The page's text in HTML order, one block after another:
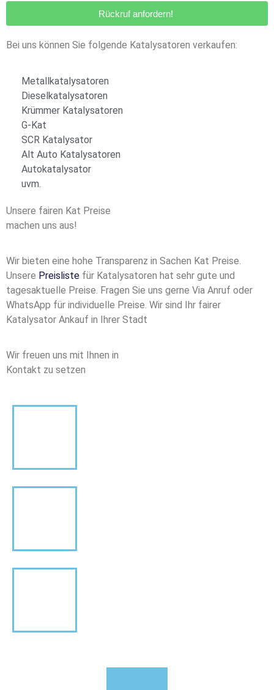
Rückruf anfordern!
Bei uns können Sie folgende Katalysatoren verkaufen:
Metallkatalysatoren
Dieselkatalysatoren
Krümmer Katalysatoren
G-Kat
SCR Katalysator
Alt Auto Katalysatoren
Autokatalysator
uvm.
Unsere fairen Kat Preise
machen uns aus!
Wir bieten eine hohe Transparenz in Sachen Kat Preise.
Unsere Preisliste für Katalysatoren hat sehr gute und
tagesaktuelle Preise. Fragen Sie uns gerne Via Anruf oder
WhatsApp für individuelle Preise. Wir sind Ihr fairer
Katalysator Ankauf in Ihrer Stadt
Wir freuen uns mit Ihnen in
Kontakt zu setzen